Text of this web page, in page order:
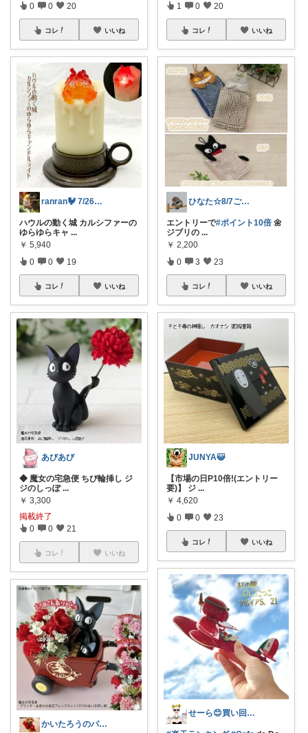
0 0 20
コレ いいね
ranran🐓 7/26ありがとう😌
ハウルの動く城 カルシファーの
ゆらゆらキャ ...
￥ 5,940
0 0 19
コレ いいね
あびあび
◆ 魔女の宅急便 ちび輪挿し ジ
ジのしっぽ ...
￥ 3,300
掲載終了
0 0 21
コレ いいね
かいたろうのパパママ お買い物ありがとう
1 0 20
コレ いいね
ひなた☆8/7ご購入感謝です❤️
エントリーで#ポイント10倍 🌼
ジブリの ...
￥ 2,200
0 3 23
コレ いいね
JUNYA😺
【市場の日P10倍!(エントリー
要)】 ジ ...
￥ 4,620
0 0 23
コレ いいね
せーら😊買い回り中🛒